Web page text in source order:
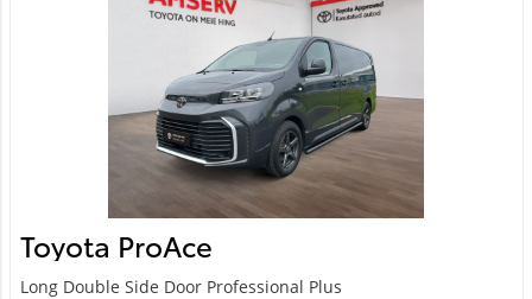
Toyota ProAce
Long Double Side Door Professional Plus